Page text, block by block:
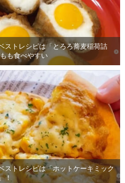
ストレシピは「とろろ蕎麦稲荷詰
も食べやすい
ストレシピは「ホットケーキミック
！